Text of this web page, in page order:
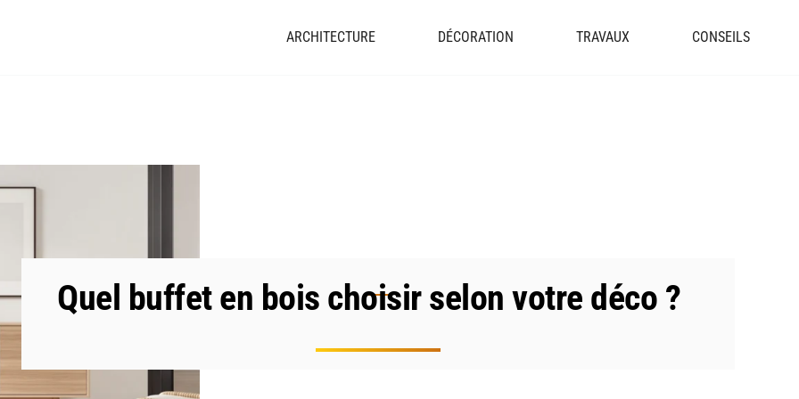
ARCHITECTURE DÉCORATION TRAVAUX CONSEILS
Quel buffet en bois choisir selon votre déco ?